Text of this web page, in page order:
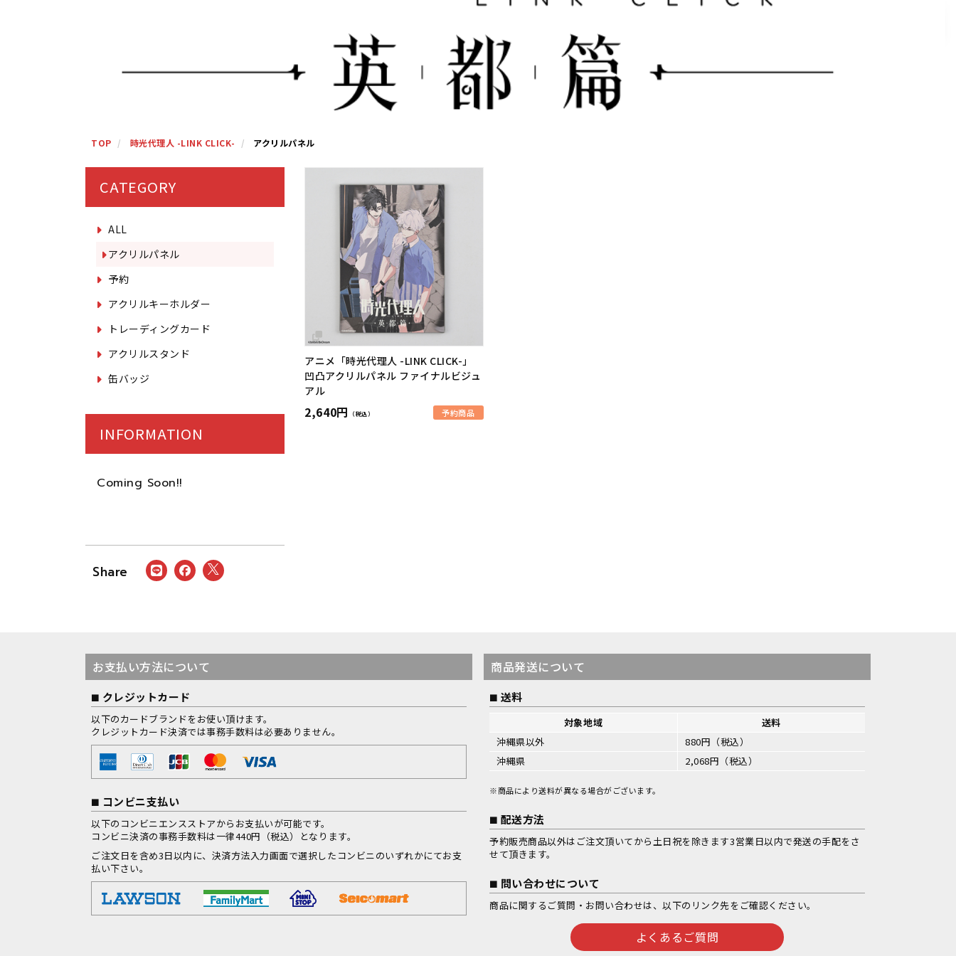
TOP 時光代理人 -LINK CLICK- アクリルパネル
アニメ「時光代理人 -LINK CLICK-」
凹凸アクリルパネル ファイナルビジュ
アル
2,640円 （税込） 予約商品
CATEGORY
ALL
アクリルパネル
予約
アクリルキーホルダー
トレーディングカード
アクリルスタンド
缶バッジ
INFORMATION
Coming Soon!!
お支払い方法について
クレジットカード
以下のカードブランドをお使い頂けます。
クレジットカード決済では事務手数料は必要ありません。
コンビニ支払い
以下のコンビニエンスストアからお支払いが可能です。
コンビニ決済の事務手数料は一律440円（税込）となります。
ご注文日を含め3日以内に、決済方法入力画面で選択したコンビニのいずれかにてお支
払い下さい。
商品発送について
送料
対象地域
送料
沖縄県以外
880円（税込）
沖縄県
2,068円（税込）
※商品により送料が異なる場合がございます。
配送方法
予約販売商品以外はご注文頂いてから土日祝を除きます3営業日以内で発送の手配をさ
せて頂きます。
問い合わせについて
商品に関するご質問・お問い合わせは、以下のリンク先をご確認ください。
よくあるご質問